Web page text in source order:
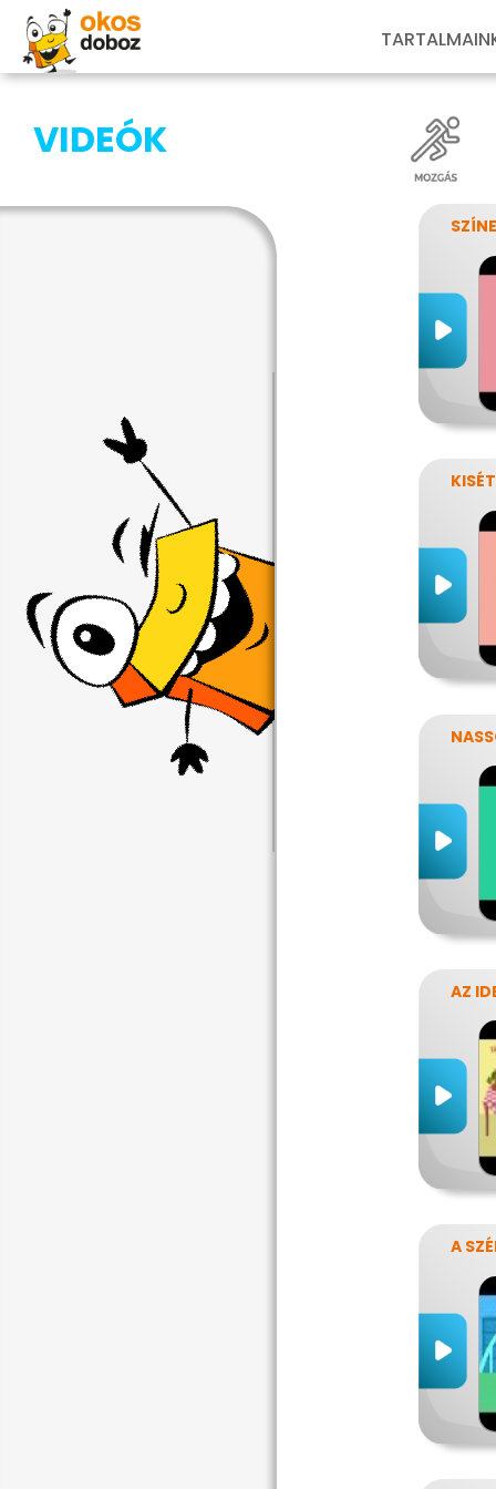
VIDEÓK